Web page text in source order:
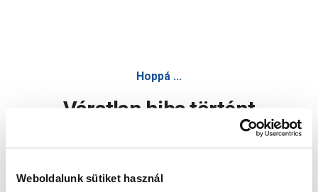
Weboldalunk sütiket használ
Hoppá ...
Váratlan hiba történt